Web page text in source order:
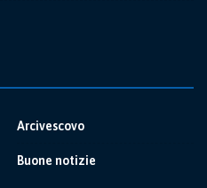
Arcivescovo
Buone notizie